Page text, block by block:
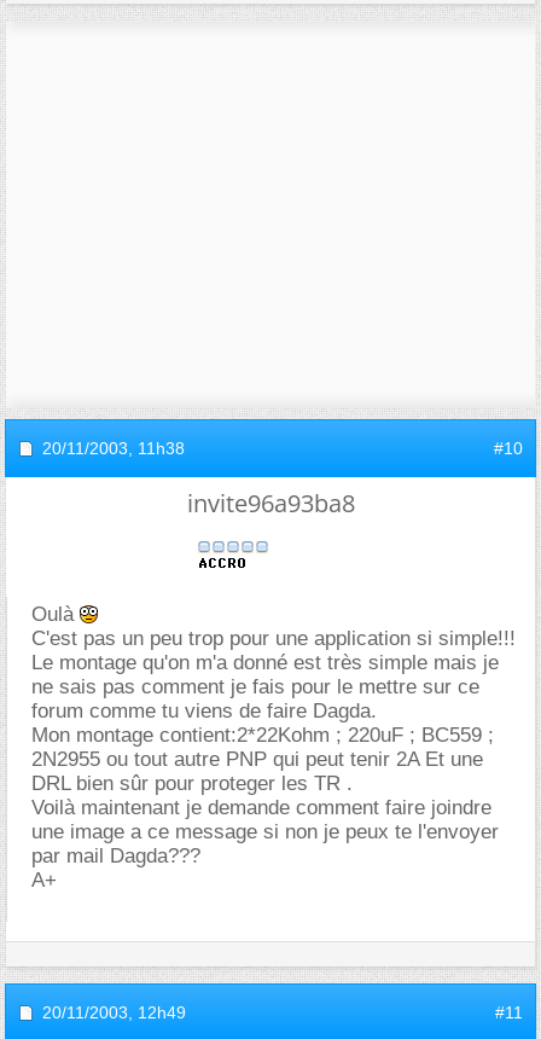
20/11/2003, 11h38 #10
invite96a93ba8
Oulà
C'est pas un peu trop pour une application si simple!!!
Le montage qu'on m'a donné est très simple mais je
ne sais pas comment je fais pour le mettre sur ce
forum comme tu viens de faire Dagda.
Mon montage contient:2*22Kohm ; 220uF ; BC559 ;
2N2955 ou tout autre PNP qui peut tenir 2A Et une
DRL bien sûr pour proteger les TR .
Voilà maintenant je demande comment faire joindre
une image a ce message si non je peux te l'envoyer
par mail Dagda???
A+
20/11/2003, 12h49 #11